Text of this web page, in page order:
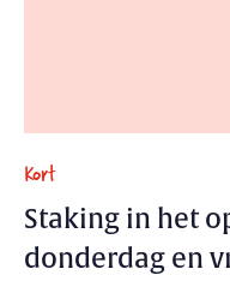
Kort
Staking in het
donderdag en